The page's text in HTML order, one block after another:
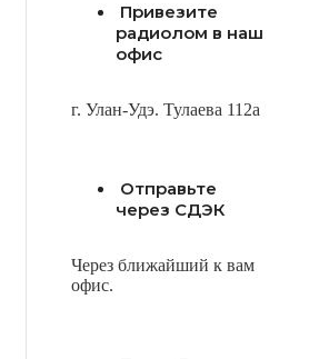
Привезите
радиолом в наш
офис
г. Улан-Удэ. Тулаева 112а
Отправьте
через СДЭК
Через ближайший к вам
офис.